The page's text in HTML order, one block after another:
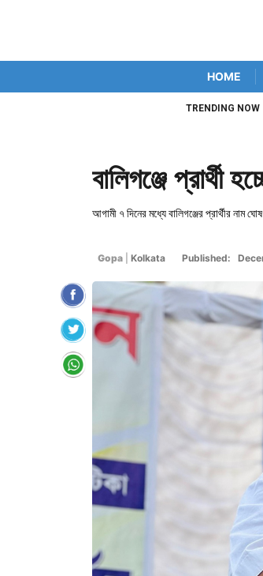
HOME
TRENDING NOW
বালিগঞ্জে প্রার্থী
আগামী ৭ দিনের মধ্যে বালিগঞ্জের প্রার্থীর নাম
Gopa Kolkata Published: